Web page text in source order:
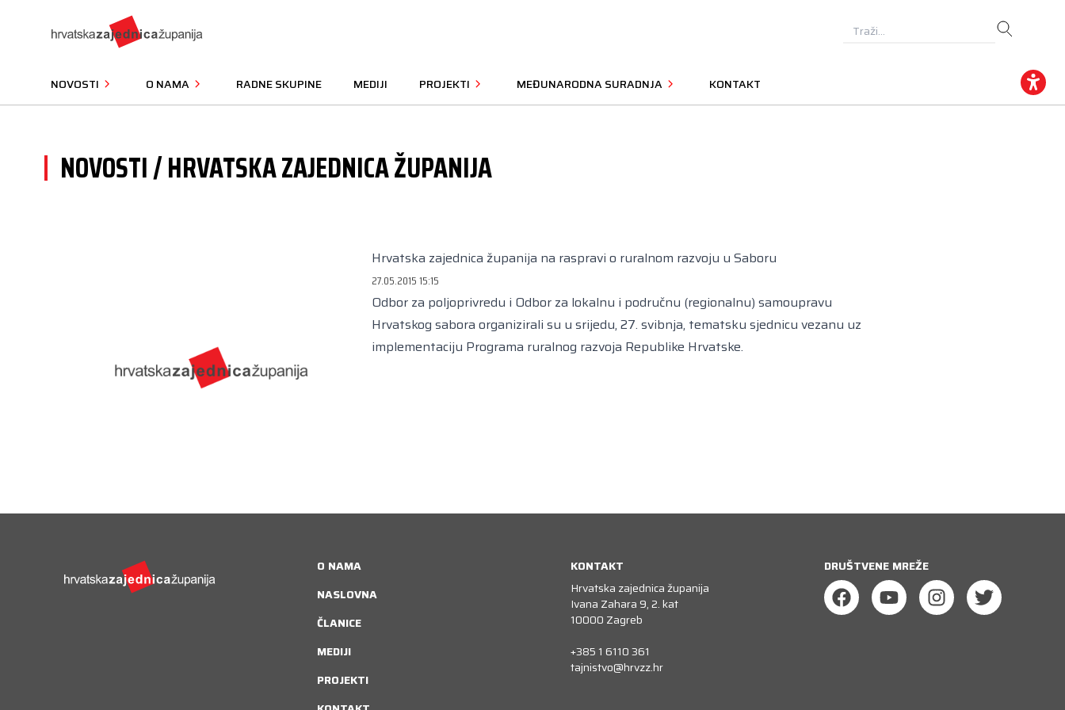
NOVOSTI O NAMA RADNE SKUPINE MEDIJI PROJEKTI MEĐUNARODNA SURADNJA KONTAKT
NOVOSTI / HRVATSKA ZAJEDNICA ŽUPANIJA
Hrvatska zajednica županija na raspravi o ruralnom razvoju u Saboru
27.05.2015 15:15
Odbor za poljoprivredu i Odbor za lokalnu i područnu (regionalnu) samoupravu
Hrvatskog sabora organizirali su u srijedu, 27. svibnja, tematsku sjednicu vezanu uz
implementaciju Programa ruralnog razvoja Republike Hrvatske.
O NAMA
NASLOVNA
ČLANICE
MEDIJI
PROJEKTI
KONTAKT
Hrvatska zajednica županija
Ivana Zahara 9, 2. kat
10000 Zagreb
+385 1 6110 361
tajnistvo@hrvzz.hr
DRUŠTVENE MREŽE